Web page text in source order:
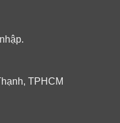
TPHCM